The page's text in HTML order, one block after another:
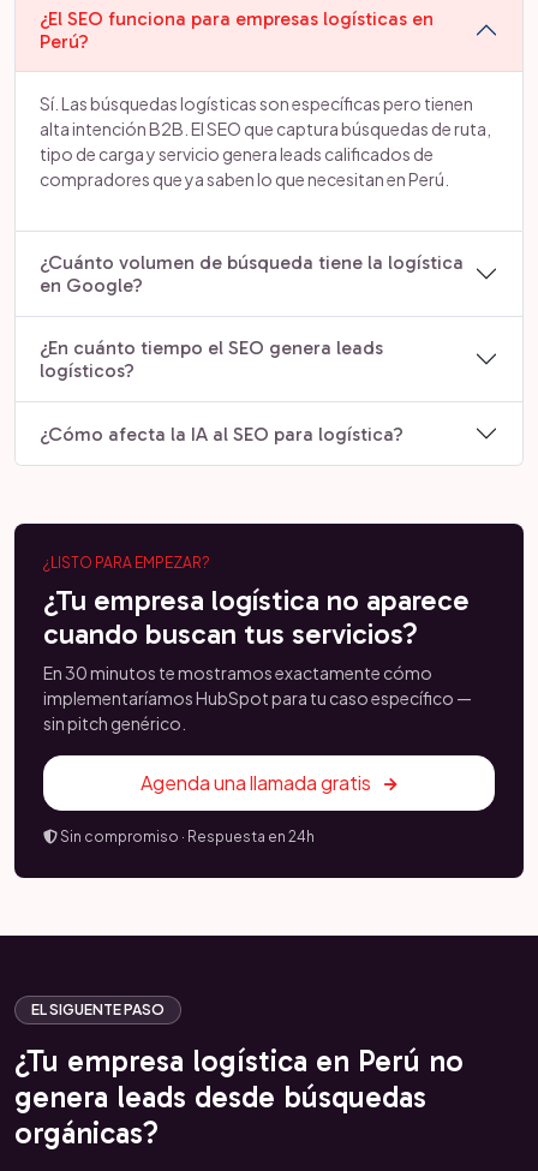
¿El SEO funciona para empresas logísticas en
Perú?
Sí. Las búsquedas logísticas son específicas pero tienen
alta intención B2B. El SEO que captura búsquedas de ruta,
tipo de carga y servicio genera leads calificados de
compradores que ya saben lo que necesitan en Perú.
¿Cuánto volumen de búsqueda tiene la logística
en Google?
¿En cuánto tiempo el SEO genera leads
logísticos?
¿Cómo afecta la IA al SEO para logística?
¿LISTO PARA EMPEZAR?
¿Tu empresa logística no aparece
cuando buscan tus servicios?
En 30 minutos te mostramos exactamente cómo
implementaríamos HubSpot para tu caso específico —
sin pitch genérico.
Agenda una llamada gratis
Sin compromiso · Respuesta en 24h
EL SIGUENTE PASO
¿Tu empresa logística en Perú no
genera leads desde búsquedas
orgánicas?